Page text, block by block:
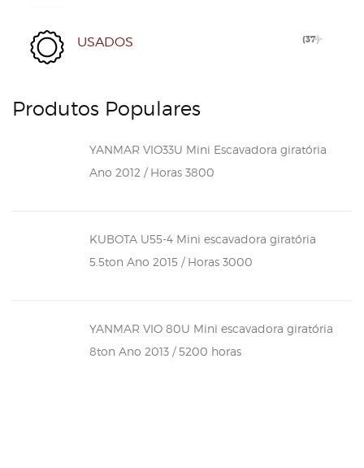
USADOS (37)
Produtos Populares
YANMAR VIO33U Mini Escavadora giratória
Ano 2012 / Horas 3800
KUBOTA U55-4 Mini escavadora giratória
5.5ton Ano 2015 / Horas 3000
YANMAR VIO 80U Mini escavadora giratória
8ton Ano 2013 / 5200 horas